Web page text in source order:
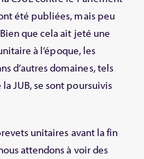
été publiées, mais peu
que cela ait jeté une
à l’époque, les
d’autres domaines, tels
JUB, se sont poursuivis
unitaires avant la fin
attendons à voir des